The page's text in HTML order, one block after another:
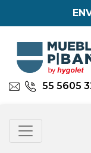
55 5605